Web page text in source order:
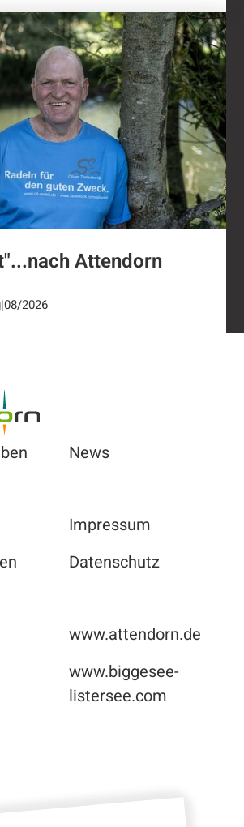
Attendorn
Attendorn
|08/2026
News
Impressum
Datenschutz
www.attendorn.de
www.biggesee-
listersee.com